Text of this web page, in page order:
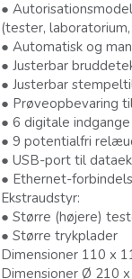
●
(tester,
● Automatisk og
● Justerbar
● Justerbar
● Prøveopbevaring
● 6 digitale
● 9 potentialfri
● USB-port til
● Ethernet-
Ekstraudstyr:
● Større (højere)
● Større trykplader
Dimensioner 110 x
Dimensioner Ø 210